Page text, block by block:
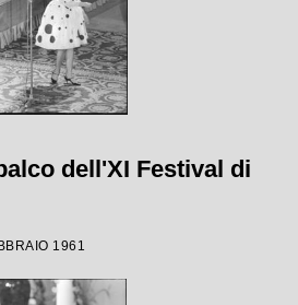
dell'XI Festival di
1961